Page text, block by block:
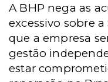
A BHP nega as
excessivo sobre
que a empresa
gestão
estar